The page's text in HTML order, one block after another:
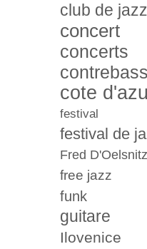
club de jazz
concert
concerts
cote
festival
festival de
Fred D'Oelsnitz
free jazz
funk
guitare
Ilovenice